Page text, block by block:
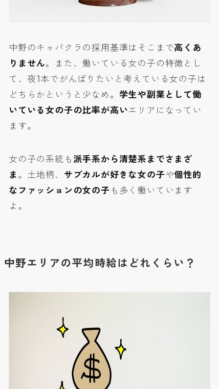
中野のキャバクラの採用基準はそこまで高くあ
りません。また、働いている女の子の特徴とし
て、夜1本でがんばりたいと考えている女の子は
どちらかというと少なめ。 学生や副業として働
いている女の子の比率が高いエリアになってい
ます。
女の子の系統も派手系から清楚系までさまざ
ま。土地柄、 サブカルが好きな女の子や個性的
なファッションの女の子も多く働いています
よ。
中野エリアの平均時給はどれくらい？